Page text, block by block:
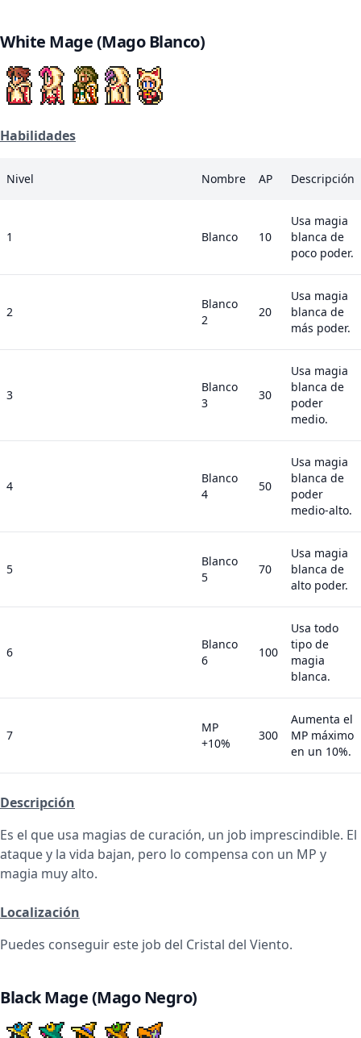
White Mage (Mago Blanco)
Habilidades
Nivel Nombre AP Descripción
1 Blanco 10
Usa magia
blanca de
poco poder.
2
Blanco
2
20
Usa magia
blanca de
más poder.
3
Blanco
3
30
Usa magia
blanca de
poder
medio.
4
Blanco
4
50
Usa magia
blanca de
poder
medio-alto.
5
Blanco
5
70
Usa magia
blanca de
alto poder.
6
Blanco
6
100
Usa todo
tipo de
magia
blanca.
7
MP
+10%
300
Aumenta el
MP máximo
en un 10%.
Descripción
Es el que usa magias de curación, un job imprescindible. El
ataque y la vida bajan, pero lo compensa con un MP y
magia muy alto.
Localización
Puedes conseguir este job del Cristal del Viento.
Black Mage (Mago Negro)